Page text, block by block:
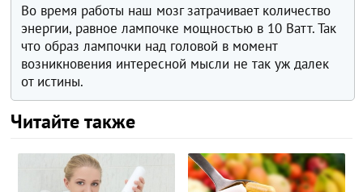
Во время работы наш мозг затрачивает количество
энергии, равное лампочке мощностью в 10 Ватт. Так
что образ лампочки над головой в момент
возникновения интересной мысли не так уж далек
от истины.
Читайте также